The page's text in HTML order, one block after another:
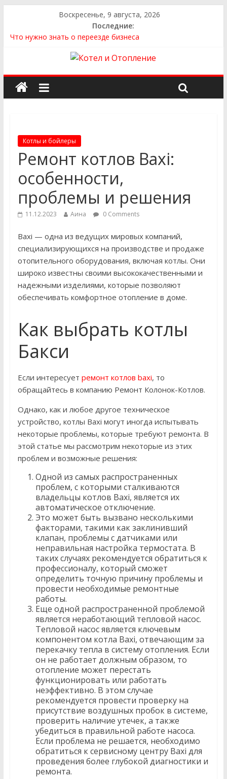
Воскресенье, 9 августа, 2026
Последние:
Что нужно знать о переезде бизнеса
Как выбрать сантехнику и отопление для дома в
Как найти идеальный каркасный дом для жизни за городом
и не ошибиться в выборе
Котлы и бойлеры
Ремонт котлов Baxi:
особенности,
проблемы и решения
11.12.2023 Аина 0 Comments
Baxi — одна из ведущих мировых компаний,
специализирующихся на производстве и продаже
отопительного оборудования, включая котлы. Они
широко известны своими высококачественными и
надежными изделиями, которые позволяют
обеспечивать комфортное отопление в доме.
Как выбрать котлы
Бакси
Если интересует ремонт котлов baxi, то
обращайтесь в компанию Ремонт Колонок-Котлов.
Однако, как и любое другое техническое
устройство, котлы Baxi могут иногда испытывать
некоторые проблемы, которые требуют ремонта. В
этой статье мы рассмотрим некоторые из этих
проблем и возможные решения:
Одной из самых распространенных
проблем, с которыми сталкиваются
владельцы котлов Baxi, является их
автоматическое отключение.
Это может быть вызвано несколькими
факторами, такими как заклинивший
клапан, проблемы с датчиками или
неправильная настройка термостата. В
таких случаях рекомендуется обратиться к
профессионалу, который сможет
определить точную причину проблемы и
провести необходимые ремонтные
работы.
Еще одной распространенной проблемой
является неработающий тепловой насос.
Тепловой насос является ключевым
компонентом котла Baxi, отвечающим за
перекачку тепла в систему отопления. Если
он не работает должным образом, то
отопление может перестать
функционировать или работать
неэффективно. В этом случае
рекомендуется провести проверку на
присутствие воздушных пробок в системе,
проверить наличие утечек, а также
убедиться в правильной работе насоса.
Если проблема не решается, необходимо
обратиться к сервисному центру Baxi для
проведения более глубокой диагностики и
ремонта.